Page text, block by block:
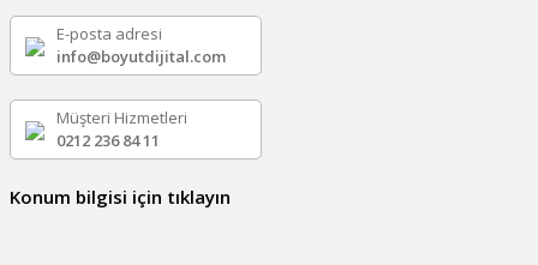
E-posta adresi
info@boyutdijital.com
Müşteri Hizmetleri
0212 236 84 11
Konum bilgisi için tıklayın